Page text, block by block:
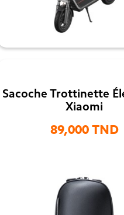
Sacoche Trottinette
Xiaomi
89,000 TND